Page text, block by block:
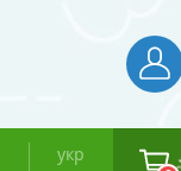
укр